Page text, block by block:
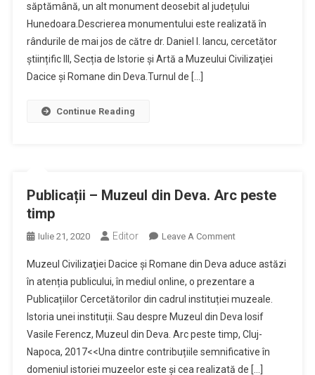
Săptămână
săptămână, un alt monument deosebit al județului
Hunedoara.Descrierea monumentului este realizată în
rândurile de mai jos de către dr. Daniel I. Iancu, cercetător
științific III, Secția de Istorie și Artă a Muzeului Civilizaţiei
Dacice şi Romane din Deva.Turnul de […]
Continue Reading
Publicații – Muzeul din Deva. Arc peste
timp
Iulie 21, 2020 Editor Leave A CommentOn
–
Muzeul
Din
Deva.
Arc
Peste
Timp
Muzeul Civilizaţiei Dacice şi Romane din Deva aduce astăzi
în atenția publicului, în mediul online, o prezentare a
Publicațiilor Cercetătorilor din cadrul instituției muzeale.
Istoria unei instituții. Sau despre Muzeul din Deva Iosif
Vasile Ferencz, Muzeul din Deva. Arc peste timp, Cluj-
Napoca, 2017<<Una dintre contribuțiile semnificative în
domeniul istoriei muzeelor este și cea realizată de […]